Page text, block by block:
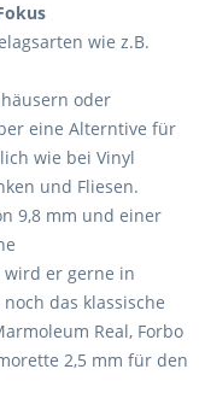
wie z.B.
oder
eine Alterntive für
wie bei Vinyl
und Fliesen.
9,8 mm und einer
wird er gerne in
das klassische
Real, Forbo
2,5 mm für den